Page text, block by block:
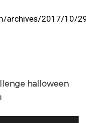
archives/2017/10/
halloween